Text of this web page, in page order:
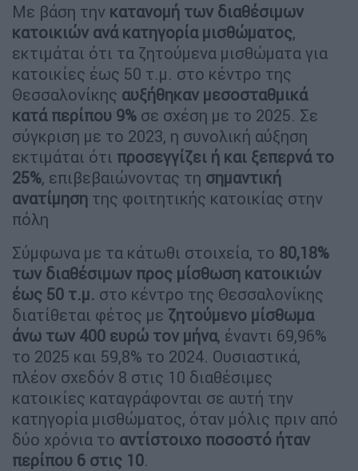
Με βάση την κατανομή των διαθέσιμων
κατοικιών ανά κατηγορία μισθώματος,
εκτιμάται ότι τα ζητούμενα μισθώματα για
κατοικίες έως 50 τ.μ. στο κέντρο της
Θεσσαλονίκης αυξήθηκαν μεσοσταθμικά
κατά περίπου 9% σε σχέση με το 2025. Σε
σύγκριση με το 2023, η συνολική αύξηση
εκτιμάται ότι προσεγγίζει ή και ξεπερνά το
25%, επιβεβαιώνοντας τη σημαντική
ανατίμηση της φοιτητικής κατοικίας στην
πόλη
Σύμφωνα με τα κάτωθι στοιχεία, το 80,18%
των διαθέσιμων προς μίσθωση κατοικιών
έως 50 τ.μ. στο κέντρο της Θεσσαλονίκης
διατίθεται φέτος με ζητούμενο μίσθωμα
άνω των 400 ευρώ τον μήνα, έναντι 69,96%
το 2025 και 59,8% το 2024. Ουσιαστικά,
πλέον σχεδόν 8 στις 10 διαθέσιμες
κατοικίες καταγράφονται σε αυτή την
κατηγορία μισθώματος, όταν μόλις πριν από
δύο χρόνια το αντίστοιχο ποσοστό ήταν
περίπου 6 στις 10.